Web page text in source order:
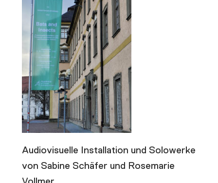
Audiovisuelle Installation und Solowerke
von Sabine Schäfer und Rosemarie